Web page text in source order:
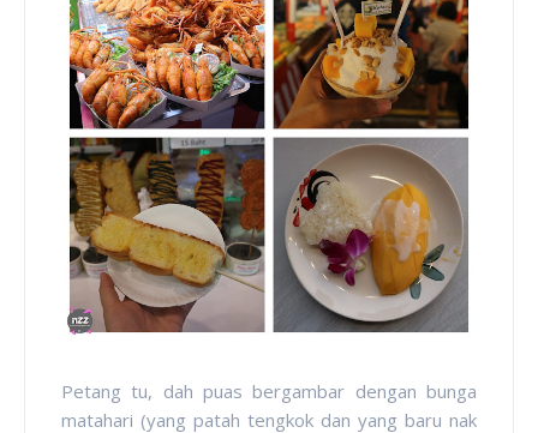
Petang tu, dah puas bergambar dengan bunga
matahari (yang patah tengkok dan yang baru nak